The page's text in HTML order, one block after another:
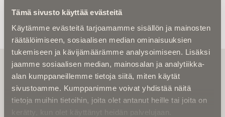
Tämä sivusto käyttää evästeitä
Käytämme evästeitä tarjoamamme sisällön ja mainosten
räätälöimiseen, sosiaalisen median ominaisuuksien
tukemiseen ja kävijämäärämme analysoimiseen. Lisäksi
jaamme sosiaalisen median, mainosalan ja analytiikka-
alan kumppaneillemme tietoja siitä, miten käytät
sivustoamme. Kumppanimme voivat yhdistää näitä
tietoja muihin tietoihin, joita olet antanut heille tai joita on
kerätty, kun olet käyttänyt heidän palvelujaan.
Tilaa uutiskirje - Pääset heti parhaiden
artikkelien pariin!
Kirjoita alle sähköpostiosoitteesi niin saat kaksi kertaa
kuukaudessa Ikuisuusmedian uutiskirjeen ja varmistat,